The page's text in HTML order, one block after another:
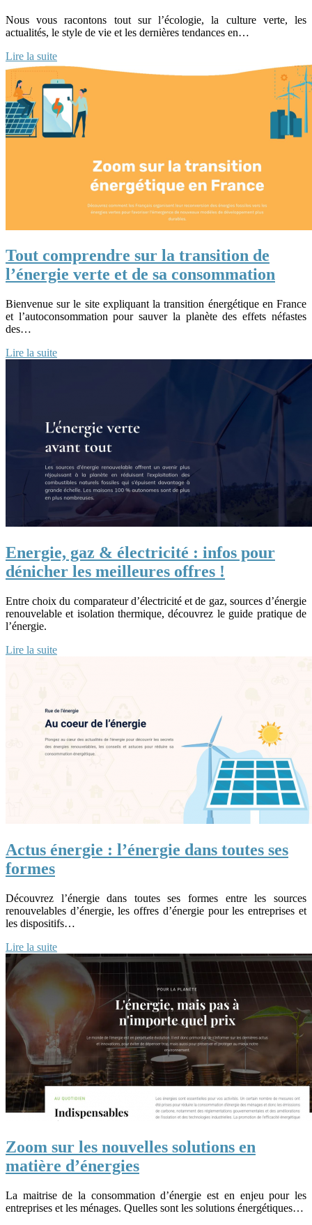
Nous vous racontons tout sur l’écologie, la culture verte, les
actualités, le style de vie et les dernières tendances en…
Lire la suite
Tout comprendre sur la transition de
l’énergie verte et de sa consommation
Bienvenue sur le site expliquant la transition énergétique en France
et l’autoconsommation pour sauver la planète des effets néfastes
des…
Lire la suite
Energie, gaz & électricité : infos pour
dénicher les meilleures offres !
Entre choix du comparateur d’électricité et de gaz, sources d’énergie
renouvelable et isolation thermique, découvrez le guide pratique de
l’énergie.
Lire la suite
Actus énergie : l’énergie dans toutes ses
formes
Découvrez l’énergie dans toutes ses formes entre les sources
renouvelables d’énergie, les offres d’énergie pour les entreprises et
les dispositifs…
Lire la suite
Zoom sur les nouvelles solutions en
matière d’énergies
La maitrise de la consommation d’énergie est en enjeu pour les
entreprises et les ménages. Quelles sont les solutions énergétiques…